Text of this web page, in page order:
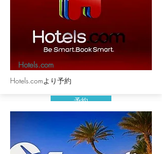
Hotels.com
Hotels.comより予約
予約